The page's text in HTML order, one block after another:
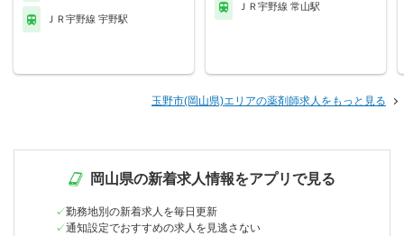
ＪＲ宇野線 宇野駅
ＪＲ宇野線 常山駅
玉野市(岡山県)エリアの薬剤師求人をもっと見る
岡山県の新着求人情報をアプリで見る
勤務地別の新着求人を毎日更新
通知設定でおすすめの求人を見逃さない